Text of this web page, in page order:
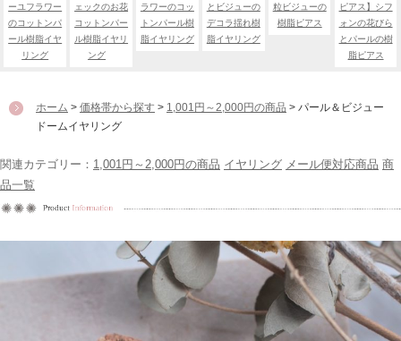
ーユフラワー
のコットンパ
ール樹脂イヤ
リング
ェックのお花
コットンパー
ル樹脂イヤリ
ング
ラワーのコッ
トンパール樹
脂イヤリング
とビジューの
デコラ揺れ樹
脂イヤリング
粒ビジューの
樹脂ピアス
ピアス】シフ
ォンの花びら
とパールの樹
脂ピアス
ホーム > 価格帯から探す > 1,001円～2,000円の商品 > パール＆ビジュー
ドームイヤリング
関連カテゴリー： 1,001円～2,000円の商品 イヤリング メール便対応商品 商
品一覧